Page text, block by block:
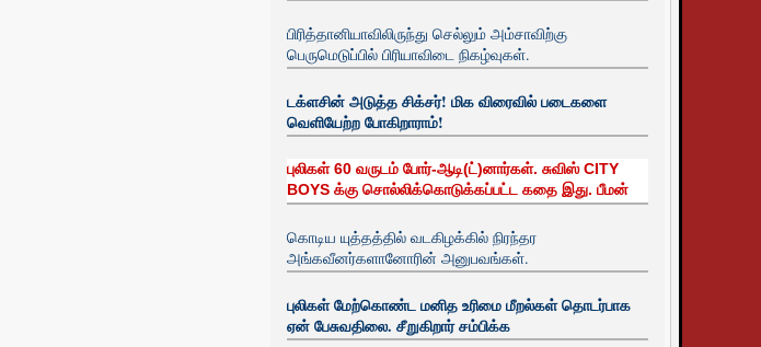
பிரித்தானியாவிலிருந்து செல்லும் அம்சாவிற்கு
பெருமெடுப்பில் பிரியாவிடை நிகழ்வுகள்.
டக்ளசின் அடுத்த சிக்சர்! மிக விரைவில் படைகளை
வெளியேற்ற போகிறாராம்!
புலிகள் 60 வருடம் போர்-ஆடி(ட்)னார்கள். சுவிஸ் CITY
BOYS க்கு சொல்லிக்கொடுக்கப்பட்ட கதை இது. பீமன்
கொடிய யுத்தத்தில் வடகிழக்கில் நிரந்தர
அங்கவீனர்களானோரின் அனுபவங்கள்.
புலிகள் மேற்கொண்ட மனித உரிமை மீறல்கள் தொடர்பாக
ஏன் பேசுவதிலை. சீறுகிறார் சம்பிக்க